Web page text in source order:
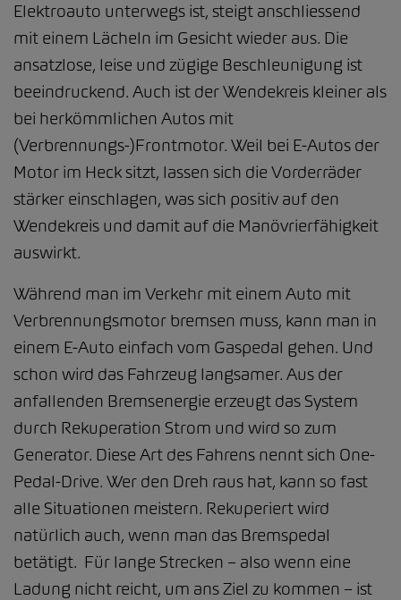
Elektroauto unterwegs ist, steigt anschliessend
mit einem Lächeln im Gesicht wieder aus. Die
ansatzlose, leise und zügige Beschleunigung ist
beeindruckend. Auch ist der Wendekreis kleiner als
bei herkömmlichen Autos mit
(Verbrennungs-)Frontmotor. Weil bei E-Autos der
Motor im Heck sitzt, lassen sich die Vorderräder
stärker einschlagen, was sich positiv auf den
Wendekreis und damit auf die Manövrierfähigkeit
auswirkt.
Während man im Verkehr mit einem Auto mit
Verbrennungsmotor bremsen muss, kann man in
einem E-Auto einfach vom Gaspedal gehen. Und
schon wird das Fahrzeug langsamer. Aus der
anfallenden Bremsenergie erzeugt das System
durch Rekuperation Strom und wird so zum
Generator. Diese Art des Fahrens nennt sich One-
Pedal-Drive. Wer den Dreh raus hat, kann so fast
alle Situationen meistern. Rekuperiert wird
natürlich auch, wenn man das Bremspedal
betätigt. Für lange Strecken – also wenn eine
Ladung nicht reicht, um ans Ziel zu kommen – ist